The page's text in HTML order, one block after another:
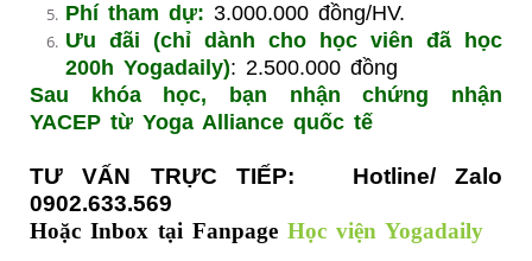
Phí tham dự: 3.000.000 đồng/HV.
Ưu đãi (chỉ dành cho học viên đã học
200h Yogadaily): 2.500.000 đồng
Sau khóa học, bạn nhận chứng nhận
YACEP từ Yoga Alliance quốc tế
TƯ VẤN TRỰC TIẾP:
Hotline/ Zalo
0902.633.569
Hoặc Inbox tại Fanpage Học viện Yogadaily